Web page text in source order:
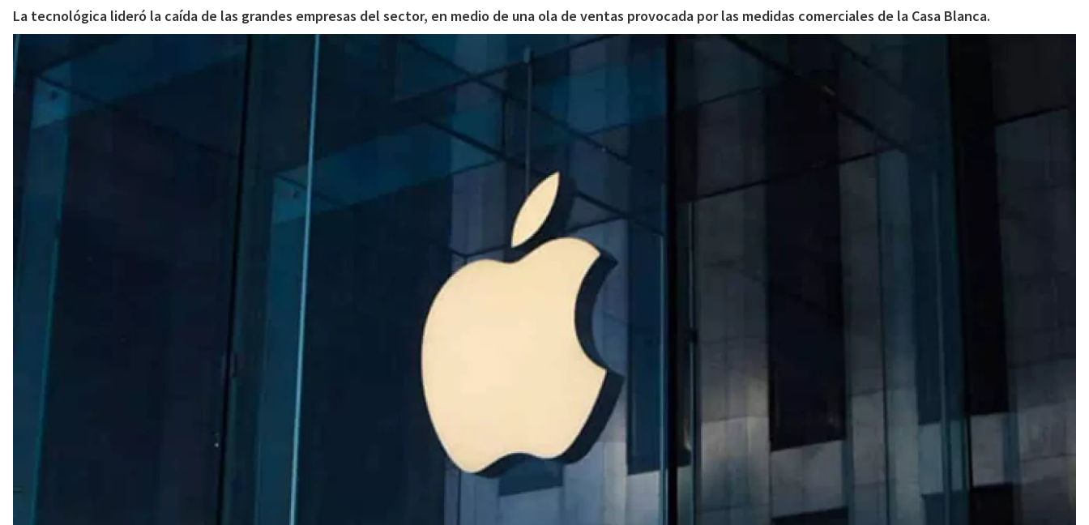
La tecnológica lideró la caída de las grandes empresas del sector, en medio de una ola de ventas provocada por las medidas comerciales de la Casa Blanca.